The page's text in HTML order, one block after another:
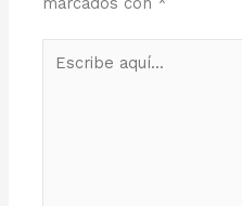
aquí...